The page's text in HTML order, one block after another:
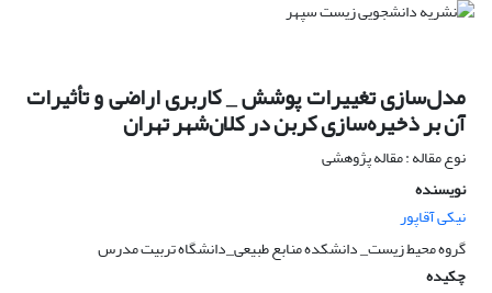
مدل‌سازی تغییرات پوشش _ کاربری اراضی و تأثیرات
آن بر ذخیره‌سازی کربن در کلان‌شهر تهران
نوع مقاله : مقاله پژوهشی
نویسنده
نیکی آقاپور
گروه محیط زیست_ دانشکده منابع طبیعی_دانشگاه تربیت مدرس
چکیده